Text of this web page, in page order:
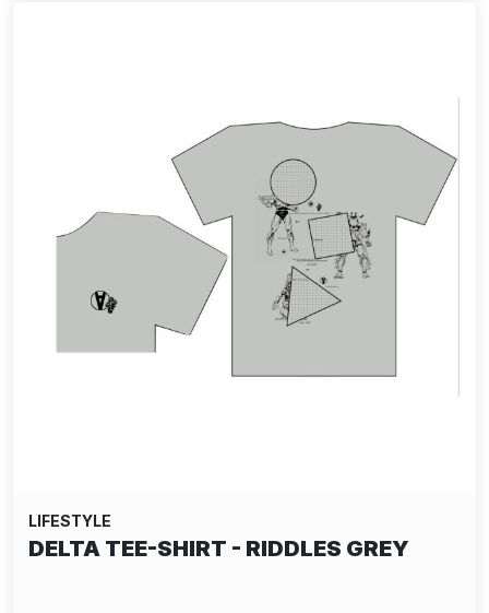
LIFESTYLE
DELTA TEE-SHIRT - RIDDLES GREY